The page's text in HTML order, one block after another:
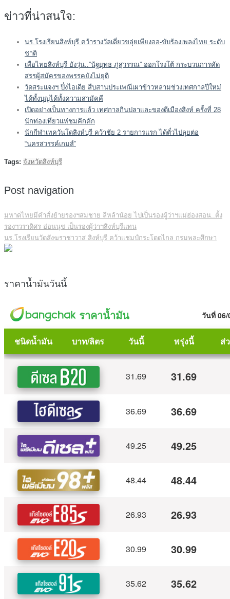
ข่าวที่น่าสนใจ:
นร.โรงเรียนสิงห์บุรี คว้ารางวัลเดี่ยวขลุ่ยเพียงออ-ขับร้องเพลงไทย ระดับ
ชาติ
เพื่อไทยสิงห์บุรี ยังวุ่น..”นัฐยุทธ ภู่สุวรรณ” ออกโรงโต้ กระบวนการคัด
สรรผู้สมัครของพรรคยังไม่ยุติ
วัดสระแจงฯ ปิ๋งไอเดีย สืบสานประเพณีเผาข้าวหลามช่วงเทศกาลปีใหม่
ได้ทั้งบุญได้ทั้งความสามัคคี
เปิดอย่างเป็นทางการแล้ว เทศกาลกินปลาและของดีเมืองสิงห์ ครั้งที่ 28
นักท่องเที่ยวแห่ชมคึกคัก
นักกีฬาเทควันโดสิงห์บุรี คว้าชัย 2 รายการแรก ได้ตั๋วไปลุยต่อ
“นครสวรรค์เกมส์”
Tags: จังหวัดสิงห์บุรี
Post navigation
มหาดไทยมีคำสั่งย้ายรองฯสมชาย ลีหล้าน้อย ไปเป็นรองผู้ว่าฯแม่ฮ่องสอน..ตั้ง
รองฯวราดิศร อ่อนนุช เป็นรองผู้ว่าฯสิงห์บุรีแทน
นร.โรงเรียนวัดสังฆราชาวาส สิงห์บุรี คว้าแชมป์กระโดดไกล กรมพละศึกษา
ราคาน้ำมันวันนี้